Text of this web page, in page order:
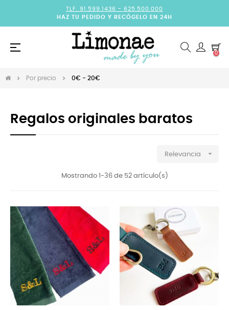
TLF. 91.599.1436 - 625.500.000
HAZ TU PEDIDO Y RECÓGELO EN 24H
Navegación
☰
0
Por precio 0€ - 20€
Regalos originales baratos
Relevancia 
Mostrando 1-36 de 52 artículo(s)